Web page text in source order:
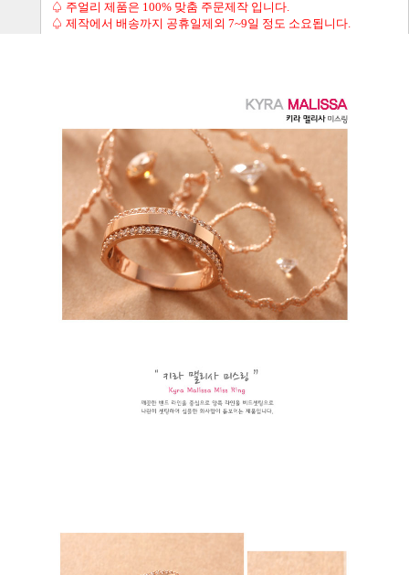
♤ 주얼리 제품은 100% 맞춤 주문제작 입니다.
♤ 제작에서 배송까지 공휴일제외 7~9일 정도 소요됩니다.